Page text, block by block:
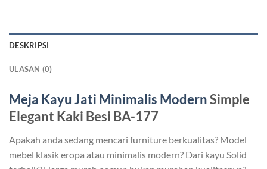
DESKRIPSI
ULASAN (0)
Meja Kayu Jati Minimalis ModernSimple
Elegant Kaki Besi BA-177
Apakah anda sedang mencari furniture berkualitas? Model
mebel klasik eropa atau minimalis modern? Dari kayu Solid